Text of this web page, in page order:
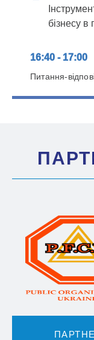
бізнесу в
16:40 - 17:00
Питання-